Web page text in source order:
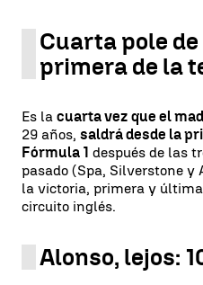
Cuarta pole
primera de la
Es la cuarta vez que el
29 años, saldrá desde la
Fórmula 1 después de las
pasado (Spa, Silverstone y
la victoria, primera y
circuito inglés.
Alonso, lejos: